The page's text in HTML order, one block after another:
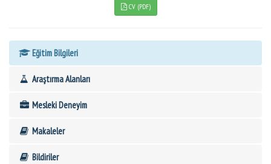
CV (PDF)
Eğitim Bilgileri
Araştırma Alanları
Mesleki Deneyim
Makaleler
Bildiriler